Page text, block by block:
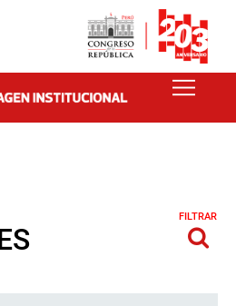
FILTRAR